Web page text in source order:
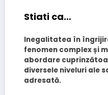
Stiati ca…
Inegalitatea în
fenomen complex și
abordare
diversele niveluri ale
adresată.